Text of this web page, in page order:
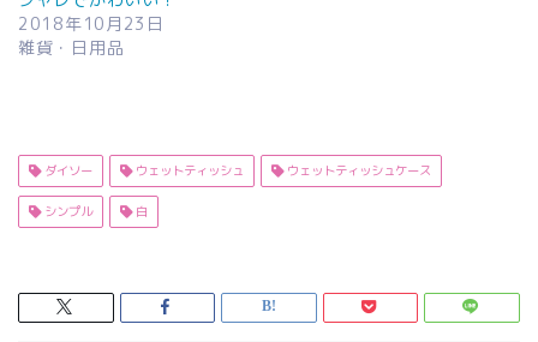
2018年10月23日
雑貨・日用品
ダイソー ウェットティッシュ ウェットティッシュケース
シンプル 白